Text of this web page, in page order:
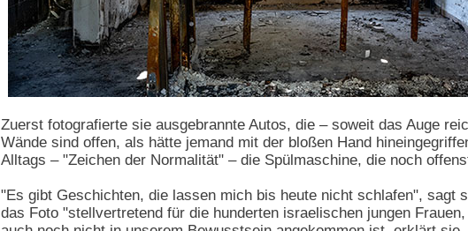
Zuerst fotografierte sie ausgebrannte Autos, die – soweit das Auge
Wände sind offen, als hätte jemand mit der bloßen Hand
Alltags – "Zeichen der Normalität" – die Spülmaschine, die noch
"Es gibt Geschichten, die lassen mich bis heute nicht schlafen",
das Foto "stellvertretend für die hunderten israelischen jungen